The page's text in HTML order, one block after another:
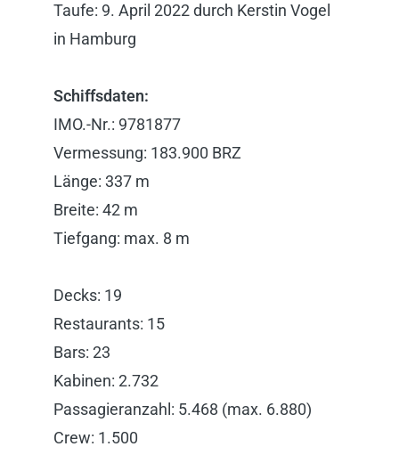
Taufe: 9. April 2022 durch Kerstin Vogel
in Hamburg
Schiffsdaten:
IMO.-Nr.: 9781877
Vermessung: 183.900 BRZ
Länge: 337 m
Breite: 42 m
Tiefgang: max. 8 m
Decks: 19
Restaurants: 15
Bars: 23
Kabinen: 2.732
Passagieranzahl: 5.468 (max. 6.880)
Crew: 1.500